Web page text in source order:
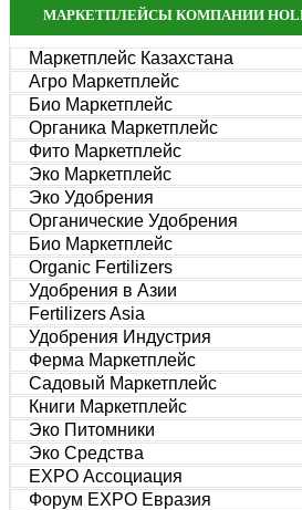
МАРКЕТПЛЕЙСЫ КОМПАНИИ
Маркетплейс Казахстана
Агро Маркетплейс
Био Маркетплейс
Органика Маркетплейс
Фито Маркетплейс
Эко Маркетплейс
Эко Удобрения
Органические Удобрения
Био Маркетплейс
Organic Fertilizers
Удобрения в Азии
Fertilizers Asia
Удобрения Индустрия
Ферма Маркетплейс
Садовый Маркетплейс
Книги Маркетплейс
Эко Питомники
Эко Средства
EXPO Ассоциация
Форум EXPO Евразия